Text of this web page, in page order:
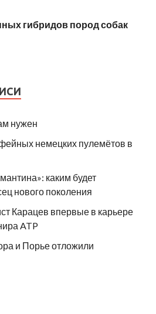
гибридов пород собак
нужен
немецких пулемётов в
каким будет
нового поколения
Карацев впервые в карьере
ATP
и Порье отложили